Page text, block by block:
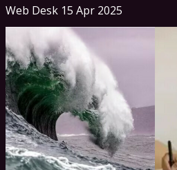
Web Desk 15 Apr 2025